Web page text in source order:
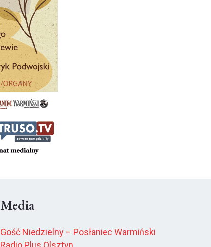
Media
Gość Niedzielny – Posłaniec Warmiński
Radio Plus Olsztyn